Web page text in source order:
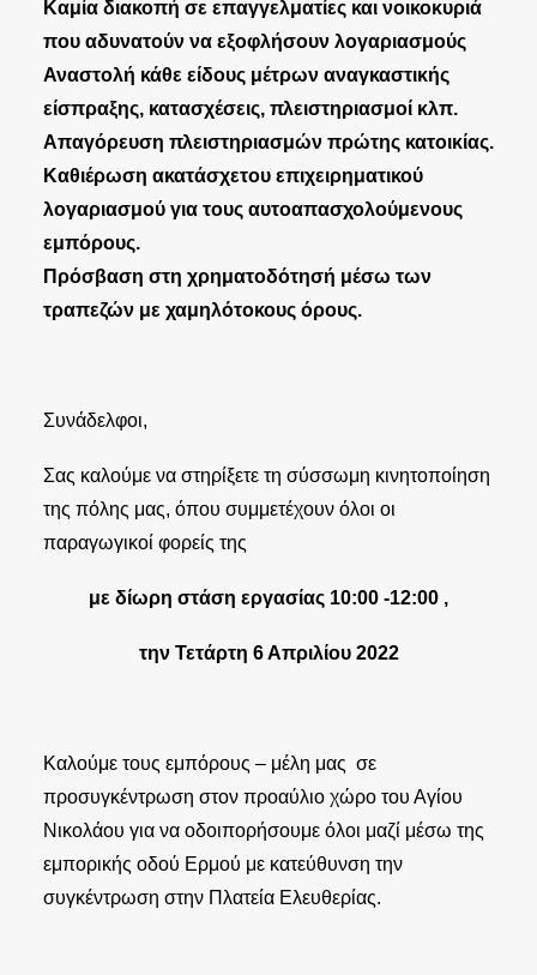
Καμία διακοπή σε επαγγελματίες και νοικοκυριά
που αδυνατούν να εξοφλήσουν λογαριασμούς
Αναστολή κάθε είδους μέτρων αναγκαστικής
είσπραξης, κατασχέσεις, πλειστηριασμοί κλπ.
Απαγόρευση πλειστηριασμών πρώτης κατοικίας.
Καθιέρωση ακατάσχετου επιχειρηματικού
λογαριασμού για τους αυτοαπασχολούμενους
εμπόρους.
Πρόσβαση στη χρηματοδότησή μέσω των
τραπεζών με χαμηλότοκους όρους.
Συνάδελφοι,
Σας καλούμε να στηρίξετε τη σύσσωμη κινητοποίηση
της πόλης μας, όπου συμμετέχουν όλοι οι
παραγωγικοί φορείς της
με δίωρη στάση εργασίας 10:00 -12:00 ,
την Τετάρτη 6 Απριλίου 2022
Καλούμε τους εμπόρους – μέλη μας σε
προσυγκέντρωση στον προαύλιο χώρο του Αγίου
Νικολάου για να οδοιπορήσουμε όλοι μαζί μέσω της
εμπορικής οδού Ερμού με κατεύθυνση την
συγκέντρωση στην Πλατεία Ελευθερίας.